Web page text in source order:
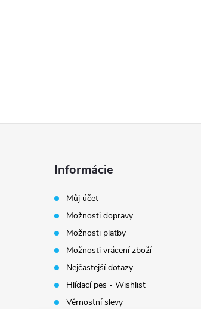
Informácie
Můj účet
Možnosti dopravy
Možnosti platby
Možnosti vrácení zboží
Nejčastejší dotazy
Hlídací pes - Wishlist
Věrnostní slevy